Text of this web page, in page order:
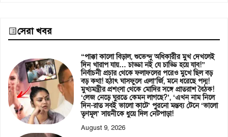
সেরা খবর
“পাক্কা কালো বিড়াল, শুভেন্দু অধিকারীর মুখ দেখলেই
দিন খারাপ যায়… চাড্ডা নই যে চাড্ডি হয়ে যাব!”
নির্বাচনী প্রচার থেকে ফলাফলের পরেও মুখে ছিল বড়
বড় কথা! হঠাৎ ঘাসফুলে এলা’র্জি, মনে ধরেছে পদ্ম!
মুখ্যমন্ত্রীর প্রশংসা থেকে মোদির সঙ্গে প্রাতরাশ বৈঠক!
‘লেজ নেড়ে ঘুরতে কেমন লাগছে?’, ‘এখন নাম নিলে
দিন-রাত সবই ভালো কাটে’ পুরনো মন্তব্য টেনে ‘ভালো
তৃণমূল’ সায়নীকে ধুয়ে দিল নেটপাড়া!
August 9, 2026